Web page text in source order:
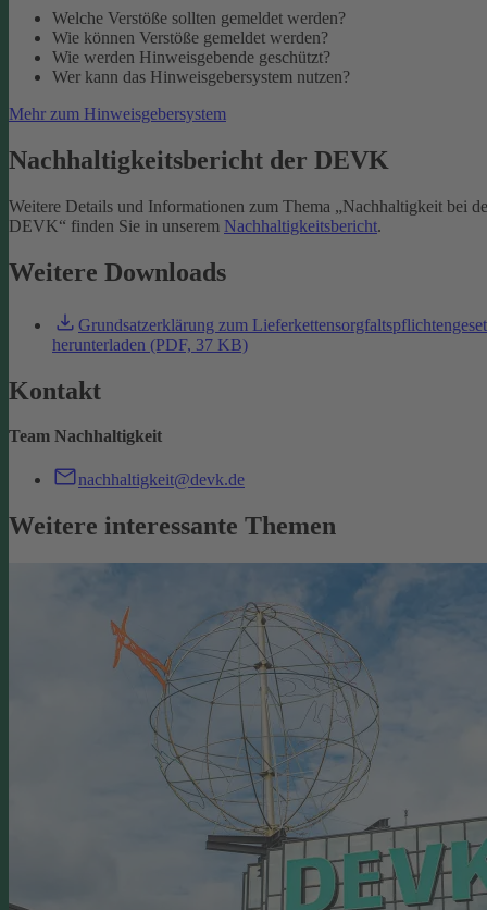
Welche Verstöße sollten gemeldet werden?
Wie können Verstöße gemeldet werden?
Wie werden Hinweisgebende geschützt?
Wer kann das Hinweisgebersystem nutzen?
Mehr zum Hinweisgebersystem
Nachhaltigkeitsbericht der DEVK
Weitere Details und Informationen zum Thema „Nachhaltigkeit bei
DEVK“ finden Sie in unserem Nachhaltigkeitsbericht.
Weitere Downloads
Grundsatzerklärung zum
herunterladen (PDF, 37 KB)
Kontakt
Team Nachhaltigkeit
nachhaltigkeit@devk.de
Weitere interessante Themen